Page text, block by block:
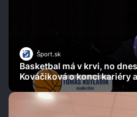
Šport.sk
Basketbal má v krvi, no
Kováčiková o konci kariéry